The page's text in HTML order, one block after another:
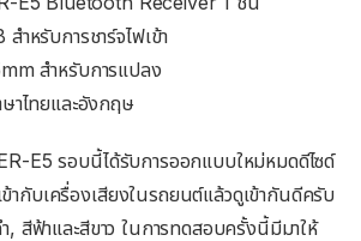
ำหรับการชาร์จไฟเข้า
สำหรับการแปลง
าไทยและอังกฤษ
E5 รอบนี้ได้รับการออกแบบใหม่หมดดีไซด์
ากับเครื่องเสียงในรถยนต์แล้วดูเข้ากันดีครับ
, สีฟ้าและสีขาว ในการทดสอบครั้งนี้มีมาให้